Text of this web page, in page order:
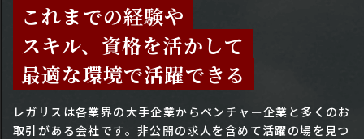
これまでの経験や
スキル、資格を活かして
最適な環境で活躍できる
レガリスは各業界の大手企業からベンチャー企業と多くのお
取引がある会社です。 非公開の求人を含めて活躍の場を見つ